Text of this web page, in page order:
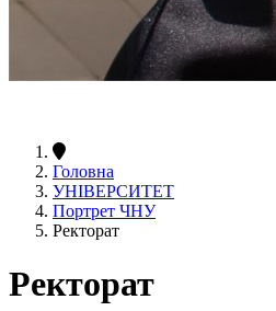
Головна
УНІВЕРСИТЕТ
Портрет ЧНУ
Ректорат
Ректорат